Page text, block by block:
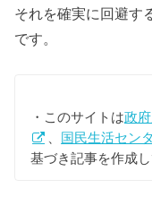
それを確実に回避す
です。
・このサイトは政
国民生活セン
基づき記事を作成